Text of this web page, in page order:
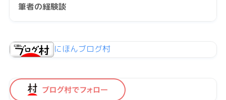
筆者の経験談
にほんブログ村